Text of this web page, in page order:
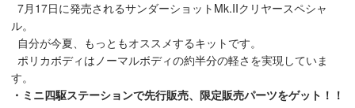
7月17日に発売されるサンダーショットMk.IIクリヤースペシャ
ル。
自分が今夏、もっともオススメするキットです。
ポリカボディはノーマルボディの約半分の軽さを実現していま
す。
・ミニ四駆ステーションで先行販売、限定販売パーツをゲット！！